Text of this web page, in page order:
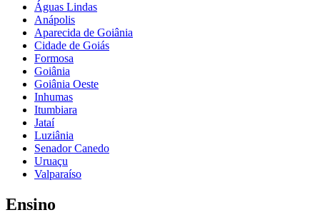
Águas Lindas
Anápolis
Aparecida de Goiânia
Cidade de Goiás
Formosa
Goiânia
Goiânia Oeste
Inhumas
Itumbiara
Jataí
Luziânia
Senador Canedo
Uruaçu
Valparaíso
Ensino